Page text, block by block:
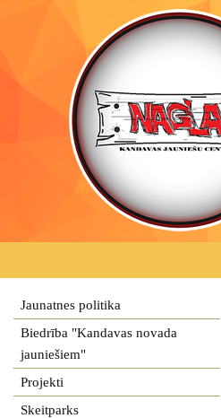
Jaunatnes politika
Biedrība "Kandavas novada
jauniešiem"
Projekti
Skeitparks